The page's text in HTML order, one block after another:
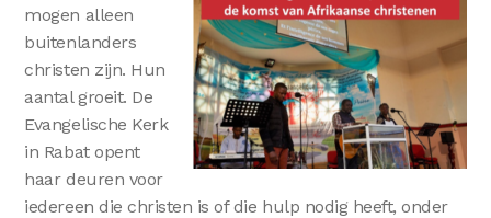
mogen alleen
buitenlanders
christen zijn. Hun
aantal groeit. De
Evangelische Kerk
in Rabat opent
haar deuren voor
iedereen die christen is of die hulp nodig heeft, onder